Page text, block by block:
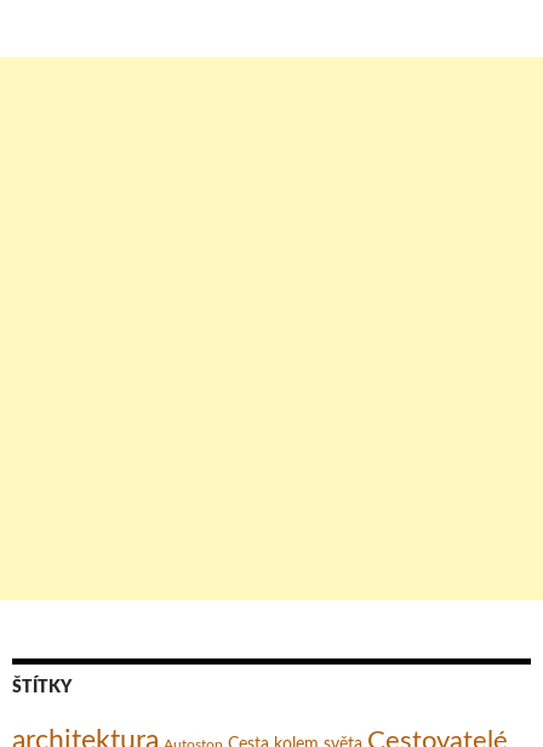
ŠTÍTKY
architektura Autostop Cestovatelé